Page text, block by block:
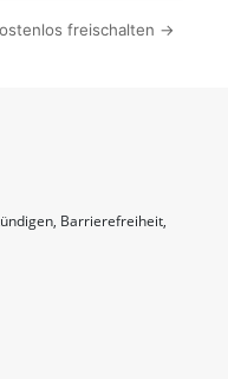
freischalten →
Barrierefreiheit